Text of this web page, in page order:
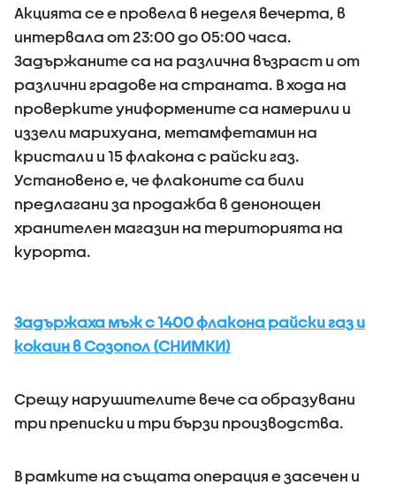
Акцията се е провела в неделя вечерта, в
интервала от 23:00 до 05:00 часа.
Задържаните са на различна възраст и от
различни градове на страната. В хода на
проверките униформените са намерили и
иззели марихуана, метамфетамин на
кристали и 15 флакона с райски газ.
Установено е, че флаконите са били
предлагани за продажба в денонощен
хранителен магазин на територията на
курорта.
Задържаха мъж с 1400 флакона райски газ и
кокаин в Созопол (СНИМКИ)
Срещу нарушителите вече са образувани
три преписки и три бързи производства.
В рамките на същата операция е засечен и